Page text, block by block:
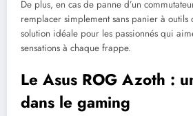
De plus, en cas de panne d’un
remplacer simplement sans panier à outils
solution idéale pour les passionnés qui
sensations à chaque frappe.
Le Asus ROG Azoth :
dans le gaming